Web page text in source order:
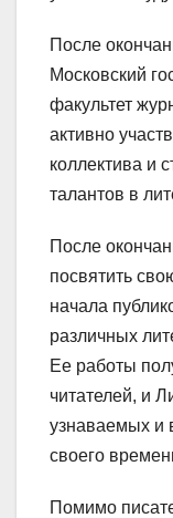
После
Московский
факультет
активно
коллектива и
талантов в
После
посвятить
начала
различных
Ее работы
читателей, и
узнаваемых и
своего
Помимо